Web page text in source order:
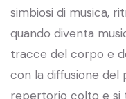
simbiosi di musica,
quando diventa
tracce del corpo e
con la diffusione del
repertorio colto e si